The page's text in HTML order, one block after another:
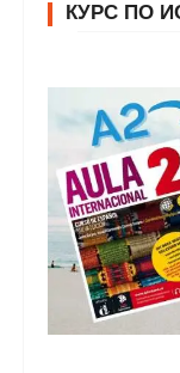
КУРС ПО